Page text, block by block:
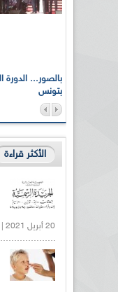
بتونس
الأكثر قراءة
20 أبريل 2021 |